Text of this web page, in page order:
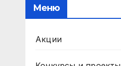
Меню
Акции